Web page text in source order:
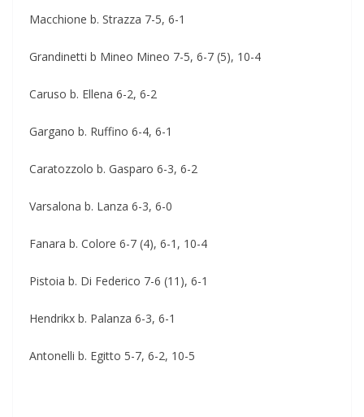
Macchione b. Strazza 7-5, 6-1
Grandinetti b Mineo Mineo 7-5, 6-7 (5), 10-4
Caruso b. Ellena 6-2, 6-2
Gargano b. Ruffino 6-4, 6-1
Caratozzolo b. Gasparo 6-3, 6-2
Varsalona b. Lanza 6-3, 6-0
Fanara b. Colore 6-7 (4), 6-1, 10-4
Pistoia b. Di Federico 7-6 (11), 6-1
Hendrikx b. Palanza 6-3, 6-1
Antonelli b. Egitto 5-7, 6-2, 10-5